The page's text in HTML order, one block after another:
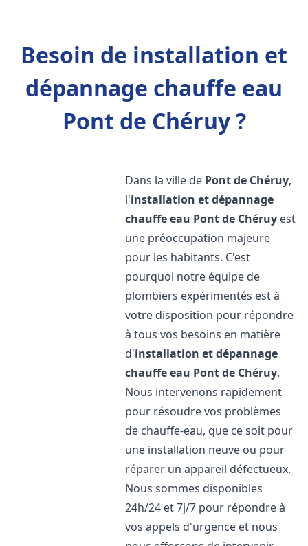
Besoin de installation et
dépannage chauffe eau
Pont de Chéruy ?
Dans la ville de Pont de Chéruy,
l'installation et dépannage
chauffe eau Pont de Chéruy est
une préoccupation majeure
pour les habitants. C'est
pourquoi notre équipe de
plombiers expérimentés est à
votre disposition pour répondre
à tous vos besoins en matière
d'installation et dépannage
chauffe eau Pont de Chéruy.
Nous intervenons rapidement
pour résoudre vos problèmes
de chauffe-eau, que ce soit pour
une installation neuve ou pour
réparer un appareil défectueux.
Nous sommes disponibles
24h/24 et 7j/7 pour répondre à
vos appels d'urgence et nous